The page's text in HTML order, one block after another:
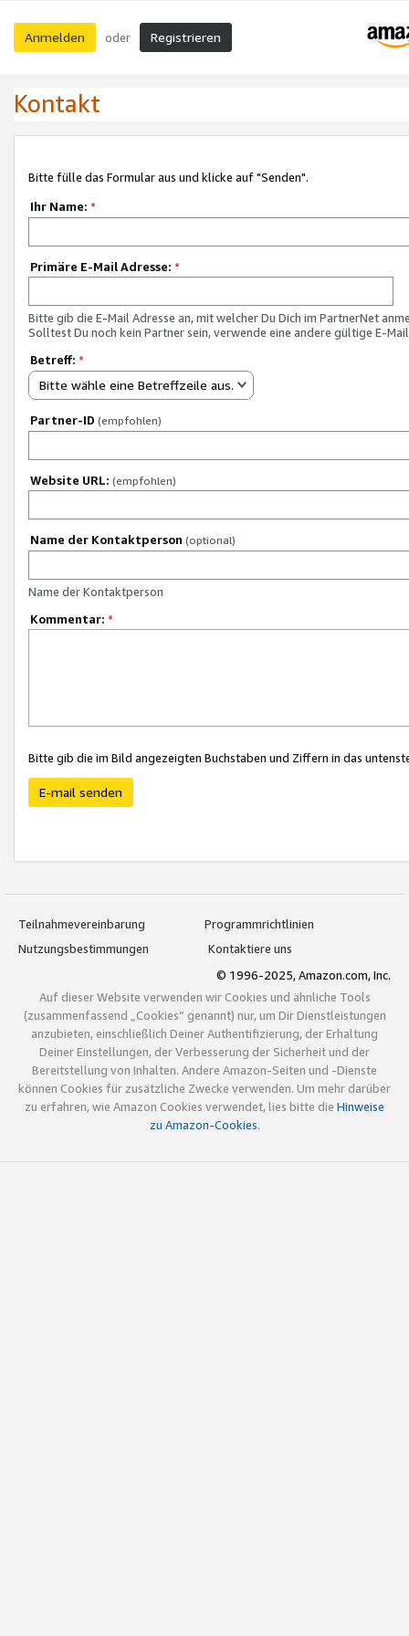
Anmelden oder Registrieren
Kontakt
Bitte fülle das Formular aus und klicke auf "Senden".
Ihr Name: *
Primäre E-Mail Adresse: *
Bitte gib die E-Mail Adresse an, mit welcher Du Dich im PartnerNet
Solltest Du noch kein Partner sein, verwende eine andere gültige E-
Betreff: *
Bitte wähle eine Betreffzeile aus.
Partner-ID (empfohlen)
Website URL: (empfohlen)
Name der Kontaktperson (optional)
Name der Kontaktperson
Kommentar: *
Bitte gib die im Bild angezeigten Buchstaben und Ziffern in das
E-mail senden
Teilnahmevereinbarung
Programmrichtlinien
Nutzungsbestimmungen
Kontaktiere uns
© 1996-2025, Amazon.com, Inc.
Auf dieser Website verwenden wir Cookies und ähnliche Tools
(zusammenfassend „Cookies“ genannt) nur, um Dir Dienstleistungen
anzubieten, einschließlich Deiner Authentifizierung, der Erhaltung
Deiner Einstellungen, der Verbesserung der Sicherheit und der
Bereitstellung von Inhalten. Andere Amazon-Seiten und -Dienste
können Cookies für zusätzliche Zwecke verwenden. Um mehr darüber
zu erfahren, wie Amazon Cookies verwendet, lies bitte die Hinweise
zu Amazon-Cookies.